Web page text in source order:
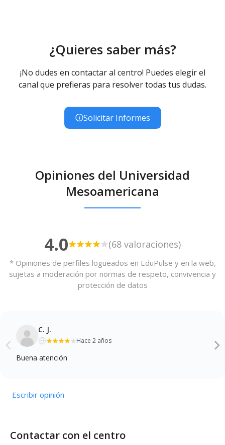
¿Quieres saber más?
¡No dudes en contactar al centro! Puedes elegir el
canal que prefieras para resolver todas tus dudas.
Solicitar Informes
Opiniones del Universidad
Mesoamericana
4.0 (68 valoraciones)
* Opiniones de perfiles logueados en EduPulse y en la web,
sujetas a moderación por normas de respeto, convivencia y
protección de datos
C. J.
Hace 2 años
Buena atención
Escribir opinión
Contactar con el centro